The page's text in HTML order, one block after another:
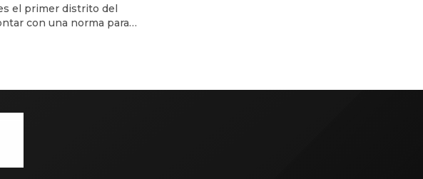
se apruebe la
contra la violencia
el primer distrito del
con una norma para
el amor de Laura, su